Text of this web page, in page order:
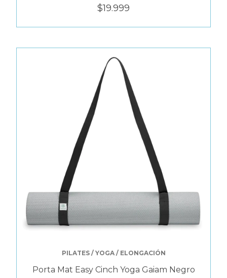
$19.999
PILATES / YOGA / ELONGACIÓN
Porta Mat Easy Cinch Yoga Gaiam Negro